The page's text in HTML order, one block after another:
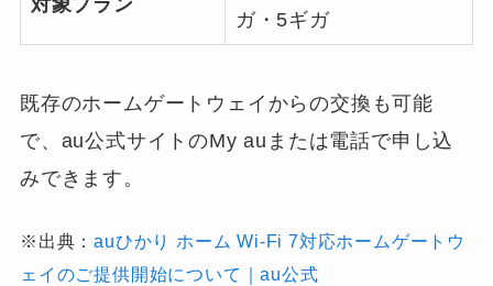
対象プラン
ガ・5ギガ
既存のホームゲートウェイからの交換も可能
で、au公式サイトのMy auまたは電話で申し込
みできます。
※出典：auひかり ホーム Wi-Fi 7対応ホームゲートウ
ェイのご提供開始について｜au公式